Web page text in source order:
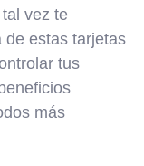
vez te
de estas tarjetas
tus
más